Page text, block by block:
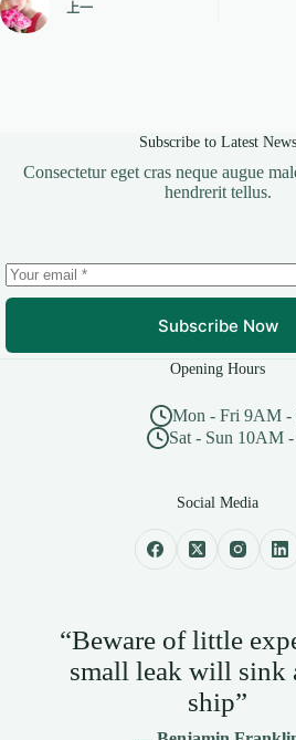
上一
Subscribe to Latest News
Consectetur eget cras neque augue
hendrerit tellus.
Subscribe Now
Opening Hours
Mon - Fri 9AM -
Sat - Sun 10AM
Social Media
“Beware of little
small leak will sink
ship”